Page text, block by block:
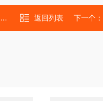
返回列表 下一个：